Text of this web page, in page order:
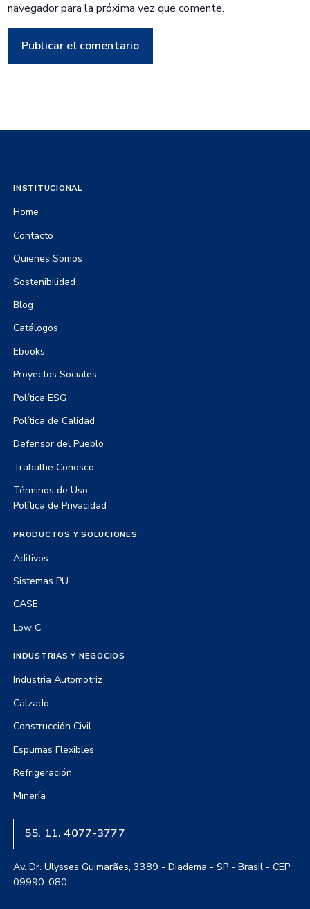
navegador para la próxima vez que comente.
INSTITUCIONAL
Home
Contacto
Quienes Somos
Sostenibilidad
Blog
Catálogos
Ebooks
Proyectos Sociales
Política ESG
Política de Calidad
Defensor del Pueblo
Trabalhe Conosco
Términos de Uso
Política de Privacidad
PRODUCTOS Y SOLUCIONES
Aditivos
Sistemas PU
CASE
Low C
INDUSTRIAS Y NEGOCIOS
Industria Automotriz
Calzado
Construcción Civil
Espumas Flexibles
Refrigeración
Minería
55. 11. 4077-3777
Av. Dr. Ulysses Guimarães, 3389 - Diadema - SP - Brasil - CEP
09990-080